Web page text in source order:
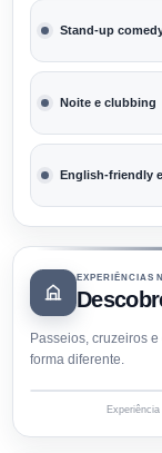
Stand-up
Noite e clubbing
English-friendly
EXPERIÊNCIAS
Passeios, cruzeiros
forma diferente.